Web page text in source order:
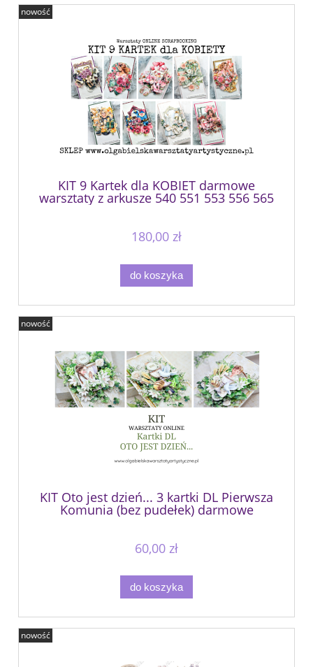
KIT 9 Kartek dla KOBIET darmowe
warsztaty z arkusze 540 551 553 556 565
180,00 zł
do koszyka
nowość
KIT Oto jest dzień... 3 kartki DL Pierwsza
Komunia (bez pudełek) darmowe
warsztaty online
60,00 zł
do koszyka
nowość
nowość